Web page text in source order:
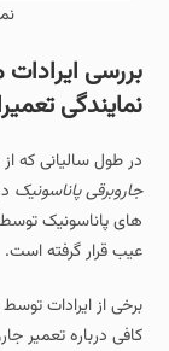
بررسی
نمایندگی
در طول سالیانی که
جاروبرقی پاناسونیک
های پاناسونیک توسط
عیب قرار گرفته است.
برخی از ایرادات
کافی درباره تعمیر